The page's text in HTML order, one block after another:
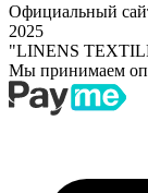
Официальный
2025
"LINENS
Мы принимаем